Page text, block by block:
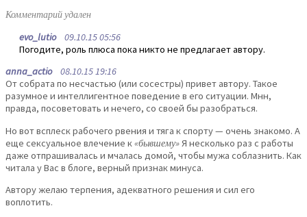
Комментарий удален
evo_lutio09.10.15 05:56
Погодите, роль плюса пока никто не предлагает автору.
anna_actio08.10.15 19:16
От собрата по несчастью (или сосестры) привет автору. Такое
разумное и интеллигентное поведение в его ситуации. Мнн,
правда, посоветовать и нечего, со своей бы разобраться.
Но вот всплеск рабочего рвения и тяга к спорту — очень знакомо. А
еще сексуальное влечение к«бывшему»Я несколько раз с работы
даже отпрашивалась и мчалась домой, чтобы мужа соблазнить. Как
читала у Вас в блоге, верный признак минуса.
Автору желаю терпения, адекватного решения и сил его
воплотить.